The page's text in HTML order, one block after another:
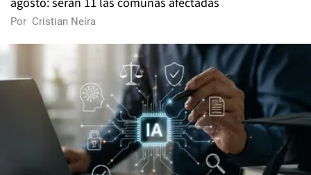
Por Cristian Neira